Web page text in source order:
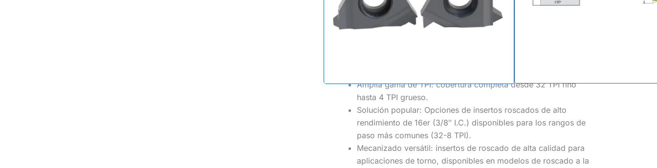
Norma del producto: Insertos roscados de perfil completo
Amplia gama de TPI: cobertura completa desde 32 TPI fino
hasta 4 TPI grueso.
Solución popular: Opciones de insertos roscados de alto
rendimiento de 16er (3/8″ I.C.) disponibles para los rangos de
paso más comunes (32-8 TPI).
Mecanizado versátil: insertos de roscado de alta calidad para
aplicaciones de torno, disponibles en modelos de roscado a la